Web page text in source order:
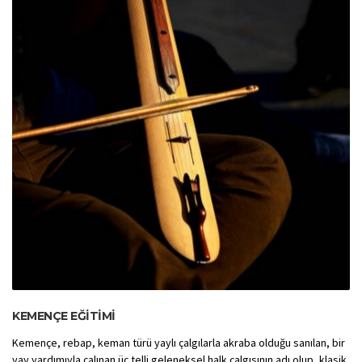
KEMENÇE EĞITIMI
Kemençe, rebap, keman türü yaylı çalgılarla akraba olduğu sanılan, bir